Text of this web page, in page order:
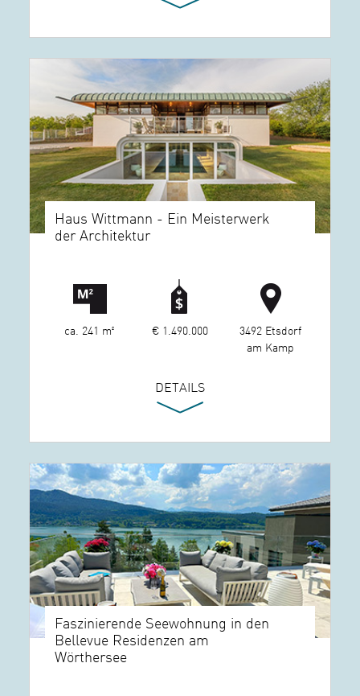
Haus Wittmann - Ein Meisterwerk
der Architektur
ca. 241 m² € 1.490.000
3492 Etsdorf
am Kamp
DETAILS
Faszinierende Seewohnung in den
Bellevue Residenzen am
Wörthersee